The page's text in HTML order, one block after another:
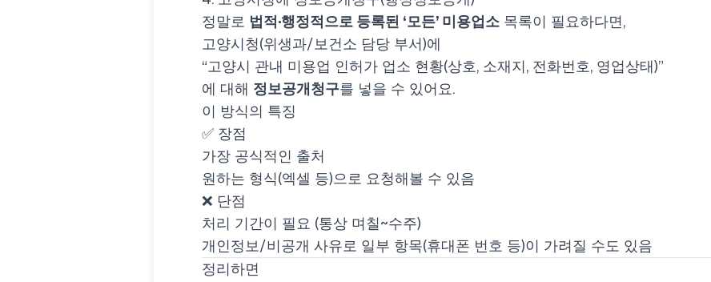
정말로 법적·행정적으로 등록된 ‘모든’ 미용업소 목록이 필요하다면,
고양시청(위생과/보건소 담당 부서)에
“고양시 관내 미용업 인허가 업소 현황(상호, 소재지, 전화번호, 영업상태)”
에 대해 정보공개청구를 넣을 수 있어요.
이 방식의 특징
✅ 장점
가장 공식적인 출처
원하는 형식(엑셀 등)으로 요청해볼 수 있음
❌ 단점
처리 기간이 필요 (통상 며칠~수주)
개인정보/비공개 사유로 일부 항목(휴대폰 번호 등)이 가려질 수도 있음
정리하면